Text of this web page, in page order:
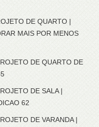
DE QUARTO |
MAIS POR MENOS
DE QUARTO DE
DE SALA |
62
DE VARANDA |